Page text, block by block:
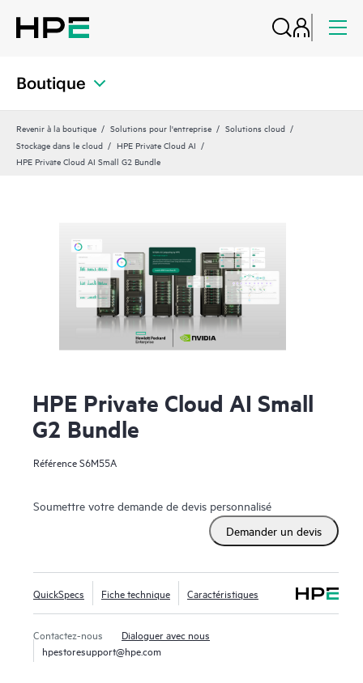
Boutique
Revenir à la boutique Solutions pour l'entreprise
Solutions cloud
Stockage dans le cloud
HPE Private Cloud AI
HPE Private Cloud AI Small G2 Bundle
HPE Private Cloud AI Small
G2 Bundle
RéférenceS6M55A
Soumettre votre demande de devis personnalisé
Demander un devis
QuickSpecs Fiche technique Caractéristiques
Contactez-nous
Dialoguer avec nous
hpestoresupport@hpe.com